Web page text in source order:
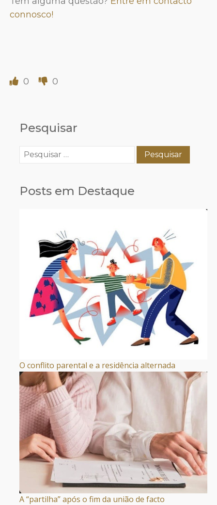
connosco!
0 0
Pesquisar
Pesquisar
por:
Posts em Destaque
O conflito parental e a residência alternada
A “partilha” após o fim da união de facto